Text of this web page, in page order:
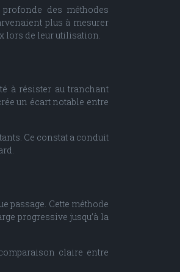
des méthodes
plus à mesurer
lors de leur utilisation.
à résister au tranchant
un écart notable entre
Ce constat a conduit
passage. Cette méthode
progressive jusqu’à la
claire entre